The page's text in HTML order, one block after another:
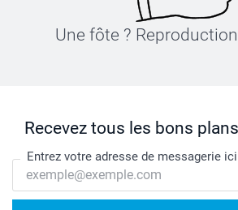
Une fôte ?
Recevez tous les bons
Entrez votre adresse de messagerie ici